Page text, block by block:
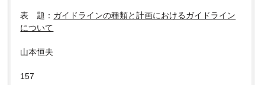
表 題： ガイドラインの種類と計画におけるガイドライン
について
山本恒夫
157